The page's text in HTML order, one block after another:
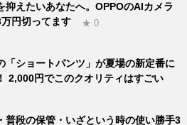
抑えたいあなたへ。OPPOのAIカメラ
円切ってます
★ 0
「ショートパンツ」が夏場の新定番に
2,000円でこのクオリティはすごい
普段の保管・いざという時の使い勝手3